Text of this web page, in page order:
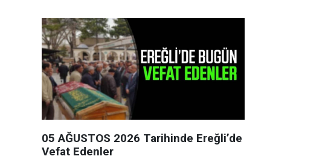
05 AĞUSTOS 2026 Tarihinde Ereğli’de
Vefat Edenler